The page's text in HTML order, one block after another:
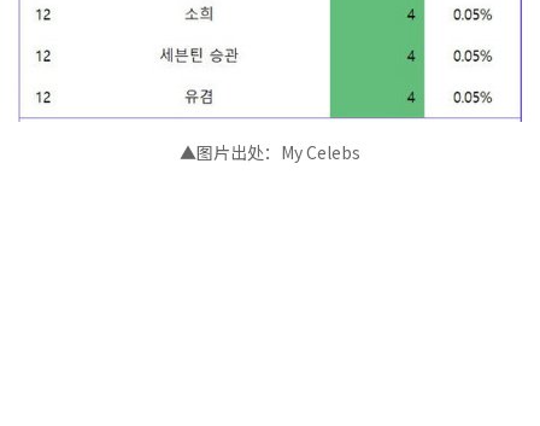
▲图片出处：My Celebs